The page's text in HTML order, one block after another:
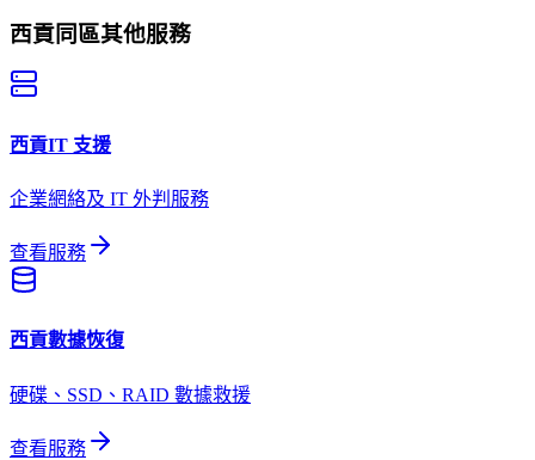
西貢同區其他服務
西貢IT 支援
企業網絡及 IT 外判服務
查看服務
西貢數據恢復
硬碟、SSD、RAID 數據救援
查看服務